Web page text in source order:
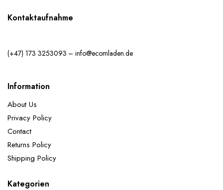
Kontaktaufnahme
(+47) 173 3253093 – info@ecomladen.de
Information
About Us
Privacy Policy
Contact
Returns Policy
Shipping Policy
Kategorien